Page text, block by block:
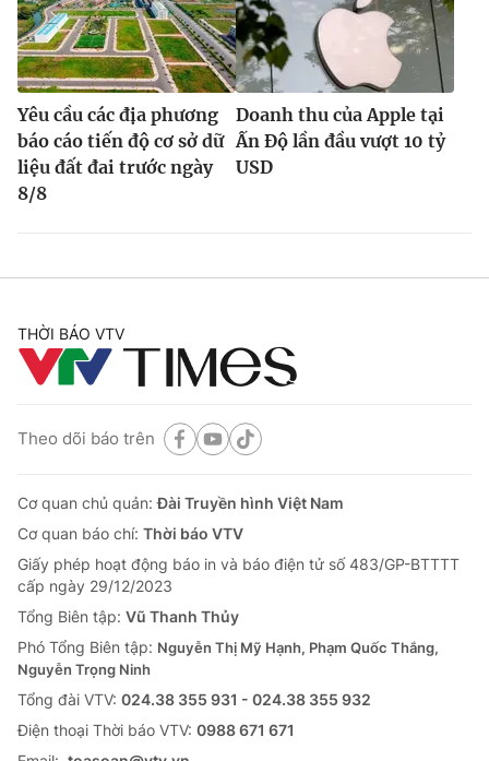
Yêu cầu các địa phương
báo cáo tiến độ cơ sở dữ
liệu đất đai trước ngày
8/8
Doanh thu của Apple tại
Ấn Độ lần đầu vượt 10 tỷ
USD
THỜI BÁO VTV
Theo dõi báo trên
Cơ quan chủ quản:Đài Truyền hình Việt Nam
Cơ quan báo chí: Thời báo VTV
Giấy phép hoạt động báo in và báo điện tử số 483/GP-BTTTT
cấp ngày 29/12/2023
Tổng Biên tập: Vũ Thanh Thủy
Phó Tổng Biên tập: Nguyễn Thị Mỹ Hạnh, Phạm Quốc Thắng,
Nguyễn Trọng Ninh
Tổng đài VTV: 024.38 355 931 - 024.38 355 932
Ðiện thoại Thời báo VTV: 0988 671 671